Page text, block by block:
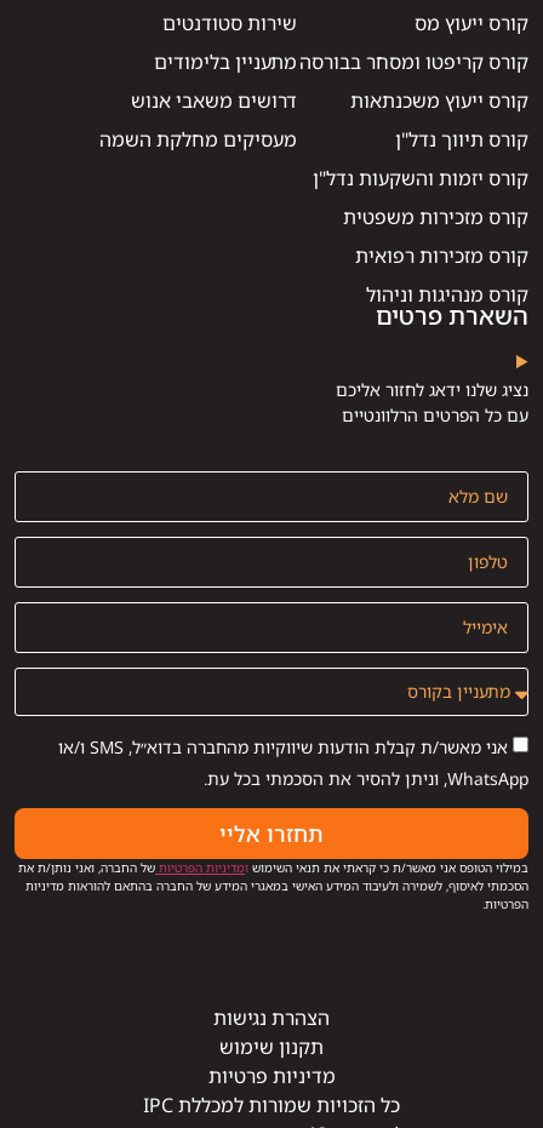
קורס ייעוץ מס
קורס קריפטו ומסחר בבורסה
קורס ייעוץ משכנתאות
קורס תיווך נדל"ן
קורס יזמות והשקעות נדל"ן
קורס מזכירות משפטית
קורס מזכירות רפואית
קורס מנהיגות וניהול
שירות סטודנטים
מתעניין בלימודים
דרושים משאבי אנוש
מעסיקים מחלקת השמה
השארת פרטים
נציג שלנו ידאג לחזור אליכם
עם כל הפרטים הרלוונטיים
אני מאשר/ת קבלת הודעות שיווקיות מהחברה בדוא״ל, SMS ו/או
WhatsApp, וניתן להסיר את הסכמתי בכל עת.
תחזרו אליי
במילוי הטופס אני מאשר/ת כי קראתי את תנאי השימוש ומדיניות הפרטיות של החברה, ואני נותן/ת את
הסכמתי לאיסוף, לשמירה ולעיבוד המידע האישי במאגרי המידע של החברה בהתאם להוראות מדיניות
הפרטיות.
הצהרת נגישות
תקנון שימוש
מדיניות פרטיות
כל הזכויות שמורות למכללת IPC